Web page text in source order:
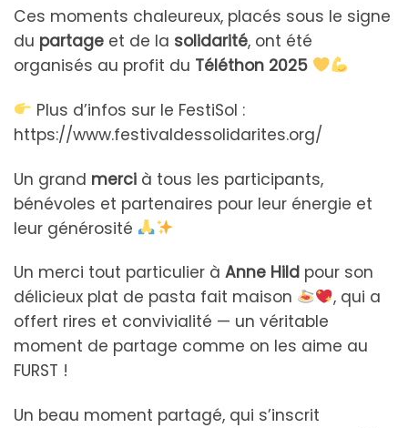
Ces moments chaleureux, placés sous le signe
du partage et de la solidarité, ont été
organisés au profit du Téléthon 2025
Plus d’infos sur le FestiSol :
https://www.festivaldessolidarites.org/
Un grand merci à tous les participants,
bénévoles et partenaires pour leur énergie et
leur générosité
Un merci tout particulier à Anne Hild pour son
délicieux plat de pasta fait maison
, qui a
offert rires et convivialité — un véritable
moment de partage comme on les aime au
FURST !
Un beau moment partagé, qui s’inscrit